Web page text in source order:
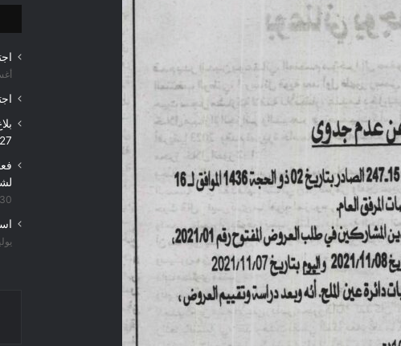
30 يوليو، 2026